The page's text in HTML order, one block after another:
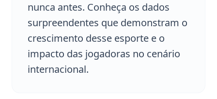
nunca antes. Conheça os dados
surpreendentes que demonstram o
crescimento desse esporte e o
impacto das jogadoras no cenário
internacional.